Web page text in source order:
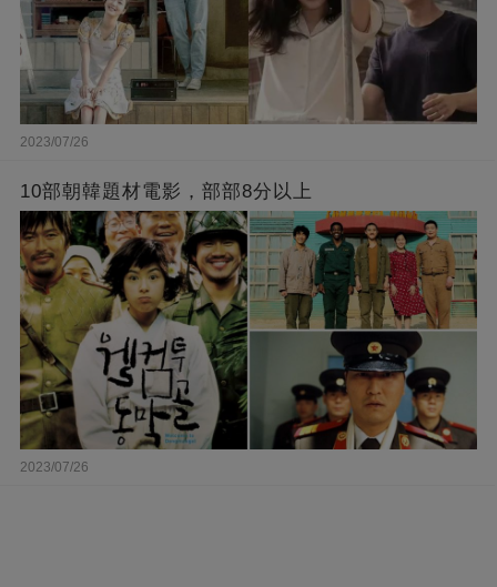
2023/07/26
10部朝韓題材電影，部部8分以上
2023/07/26